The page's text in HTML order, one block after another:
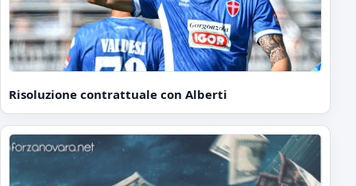
Risoluzione contrattuale con Alberti